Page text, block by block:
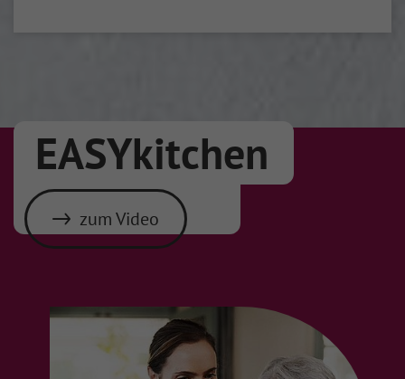
EASYkitchen
zum Video